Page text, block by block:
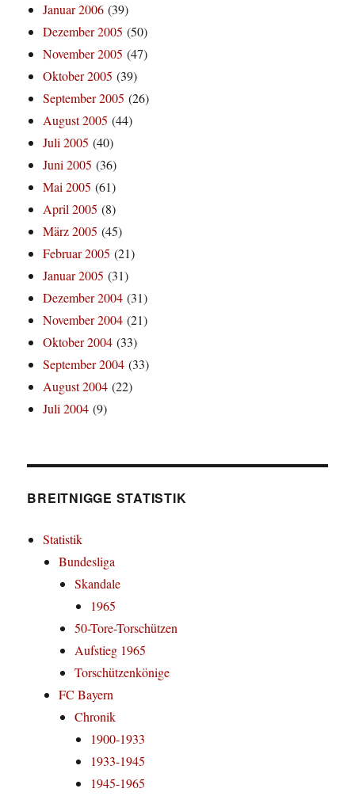
Januar 2006 (39)
Dezember 2005 (50)
November 2005 (47)
Oktober 2005 (39)
September 2005 (26)
August 2005 (44)
Juli 2005 (40)
Juni 2005 (36)
Mai 2005 (61)
April 2005 (8)
März 2005 (45)
Februar 2005 (21)
Januar 2005 (31)
Dezember 2004 (31)
November 2004 (21)
Oktober 2004 (33)
September 2004 (33)
August 2004 (22)
Juli 2004 (9)
BREITNIGGE STATISTIK
Statistik
Bundesliga
Skandale
1965
50-Tore-Torschützen
Aufstieg 1965
Torschützenkönige
FC Bayern
Chronik
1900-1933
1933-1945
1945-1965